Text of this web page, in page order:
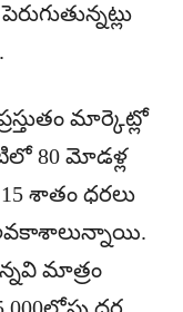
మార్కెట్లో
80 మోడళ్ల
శాతం ధరలు
మాత్రం